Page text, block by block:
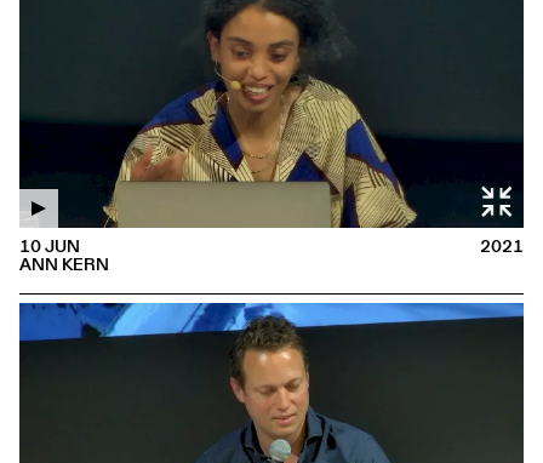
ANN KERN
10 JUN 2021